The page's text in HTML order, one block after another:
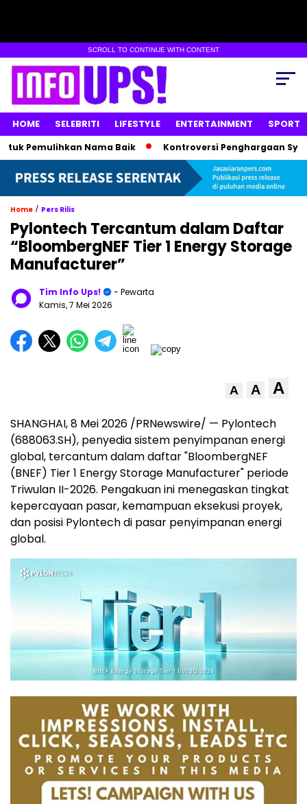
SCROLL TO CONTINUE WITH CONTENT
HOME SELEBRITI LIFESTYLE ENTERTAINMENT SPORT
Nama Baik Kontroversi Penghargaan Syahrini di
Home / Pers Rilis
Pylontech Tercantum dalam Daftar
“BloombergNEF Tier 1 Energy Storage
Manufacturer”
Tim Info Ups!
- Pewarta
Kamis, 7 Mei 2026
A A A
SHANGHAI,8 Mei 2026 /PRNewswire/ — Pylontech
(688063.SH), penyedia sistem penyimpanan energi
global, tercantum dalam daftar "BloombergNEF
(BNEF) Tier 1 Energy Storage Manufacturer" periode
Triwulan II-2026. Pengakuan ini menegaskan tingkat
kepercayaan pasar, kemampuan eksekusi proyek,
dan posisi Pylontech di pasar penyimpanan energi
global.